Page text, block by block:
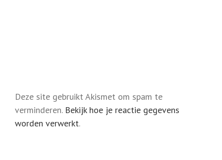
Deze site gebruikt Akismet om spam te
verminderen. Bekijk hoe je reactie gegevens
worden verwerkt.